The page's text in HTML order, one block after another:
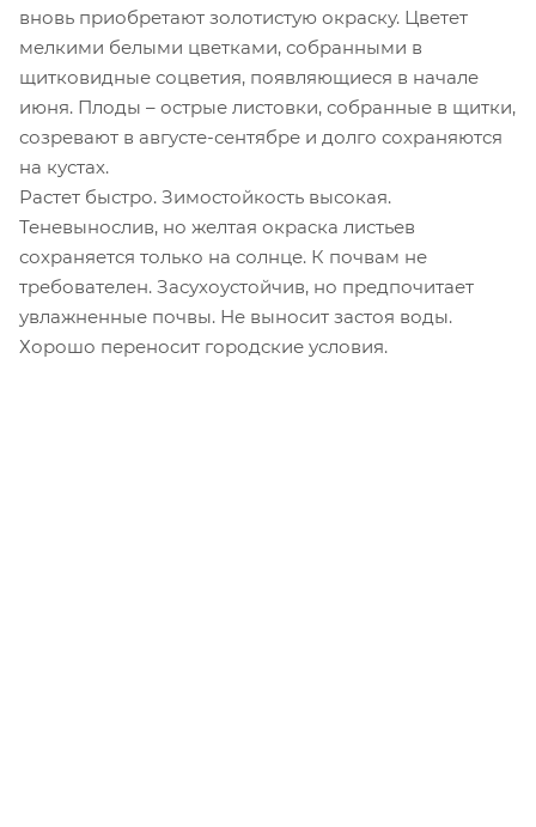
вновь приобретают золотистую окраску. Цветет
мелкими белыми цветками, собранными в
щитковидные соцветия, появляющиеся в начале
июня. Плоды – острые листовки, собранные в щитки,
созревают в августе-сентябре и долго сохраняются
на кустах.
Растет быстро. Зимостойкость высокая.
Теневынослив, но желтая окраска листьев
сохраняется только на солнце. К почвам не
требователен. Засухоустойчив, но предпочитает
увлажненные почвы. Не выносит застоя воды.
Хорошо переносит городские условия.